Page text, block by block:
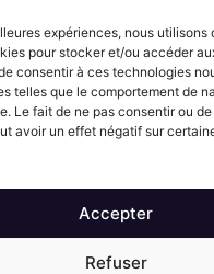
expériences, nous utilisons
pour stocker et/ou accéder
consentir à ces technologies
telles que le comportement de
Le fait de ne pas consentir ou
avoir un effet négatif sur
Accepter
Refuser
l'actualité du